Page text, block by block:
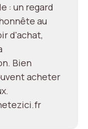
: un regard
au
d'achat,
Bien
acheter